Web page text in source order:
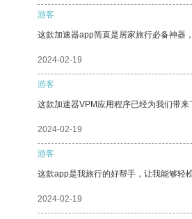
游客
这款加速器app简直是居家旅行必备神器
2024-02-19
游客
这款加速器VPM应用程序已经为我们带来
2024-02-19
游客
这款app是我旅行的好帮手，让我能够轻
2024-02-19